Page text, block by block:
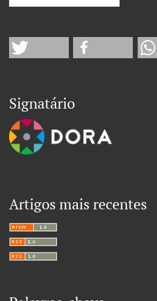
Signatário
Artigos mais recentes